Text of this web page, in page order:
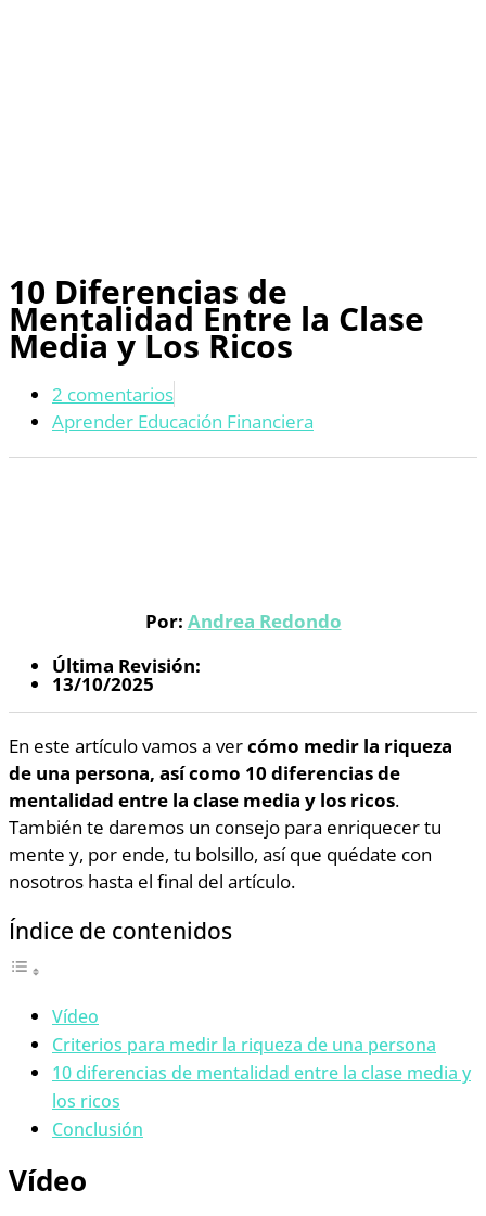
10 Diferencias de
Mentalidad Entre la Clase
Media y Los Ricos
2 comentarios
Aprender Educación Financiera
Por: Andrea Redondo
Última Revisión:
13/10/2025
En este artículo vamos a vercómo medir la riqueza
de una persona, así como 10 diferencias de
mentalidad entre la clase media y los ricos.
También te daremos un consejo para enriquecer tu
mente y, por ende, tu bolsillo, así que quédate con
nosotros hasta el final del artículo.
Índice de contenidos
Vídeo
Criterios para medir la riqueza de una persona
10 diferencias de mentalidad entre la clase media y
los ricos
Conclusión
Vídeo